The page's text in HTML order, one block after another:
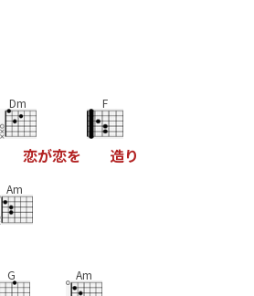
Dm
恋が恋を
F
造り
Am
G Am